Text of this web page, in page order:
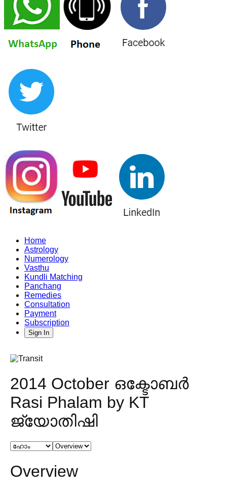
Home
Astrology
Numerology
Vasthu
Kundli Matching
Panchang
Remedies
Consultation
Payment
Subscription
Sign In
2014 October ഒക്ടോബർ
Rasi Phalam by KT
ജ്യോതിഷി
Overview